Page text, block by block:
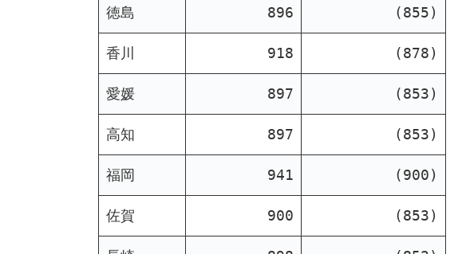
徳島 896 (855)
香川 918 (878)
愛媛 897 (853)
高知 897 (853)
福岡 941 (900)
佐賀 900 (853)